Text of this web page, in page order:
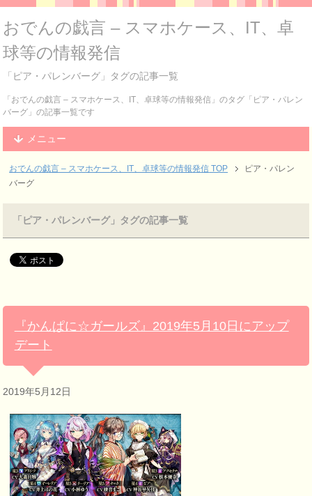
おでんの戯言 – スマホケース、IT、卓
球等の情報発信
「ピア・パレンバーグ」タグの記事一覧
「おでんの戯言 – スマホケース、IT、卓球等の情報発信」のタグ「ピア・パレン
バーグ」の記事一覧です
メニュー
おでんの戯言 – スマホケース、IT、卓球等の情報発信 TOP
ピア・パレン
バーグ
「ピア・パレンバーグ」タグの記事一覧
『かんぱに☆ガールズ』2019年5月10日にアップ
デート
2019年5月12日